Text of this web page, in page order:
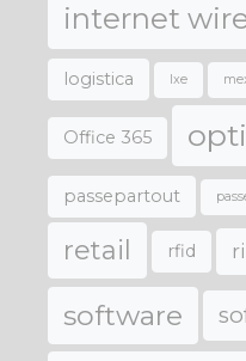
internet
logistica lxe
Office 365
passepartout
retail rfid
software